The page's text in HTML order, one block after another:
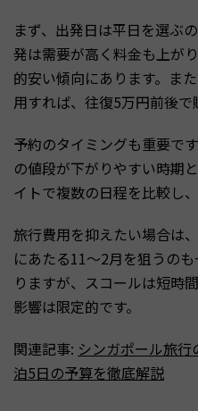
まず、出発日は平日を選ぶ
発は需要が高く料金も上が
的安い傾向にあります。ま
用すれば、往復5万円前後で
予約のタイミングも重要で
の値段が下がりやすい時期
イトで複数の日程を比較し
旅行費用を抑えたい場合は
にあたる11〜2月を狙うの
りますが、スコールは短時
影響は限定的です。
関連記事: シンガポール旅
泊5日の予算を徹底解説